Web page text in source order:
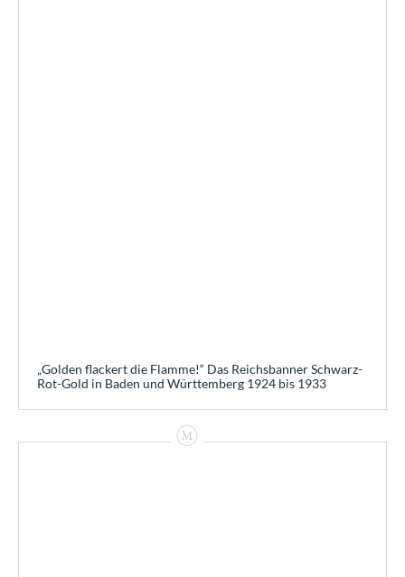
„Golden flackert die Flamme!“ Das Reichsbanner Schwarz-
Rot-Gold in Baden und Württemberg 1924 bis 1933